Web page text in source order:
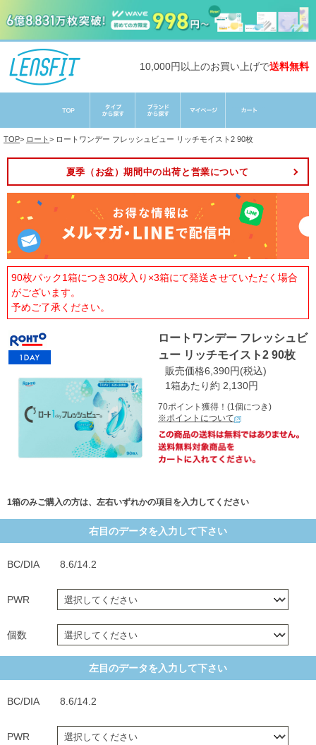
10,000円以上のお買い上げで送料無料
TOP> ロート> ロートワンデー フレッシュビュー リッチモイスト2 90枚
夏季（お盆）期間中の出荷と営業について
90枚パック1箱につき30枚入り×3箱にて発送させていただく場合
がございます。
予めご了承ください。
ロートワンデー フレッシュビ
ュー リッチモイスト2 90枚
販売価格6,390円(税込)
1箱あたり約 2,130円
70ポイント獲得！(1個につき)
※ポイントについて
1箱のみご購入の方は、左右いずれかの項目を入力してください
右目のデータを入力して下さい
BC/DIA 8.6/14.2
PWR
個数
左目のデータを入力して下さい
BC/DIA 8.6/14.2
PWR